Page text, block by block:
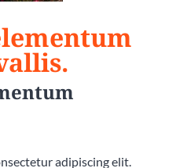
adipiscing elit.